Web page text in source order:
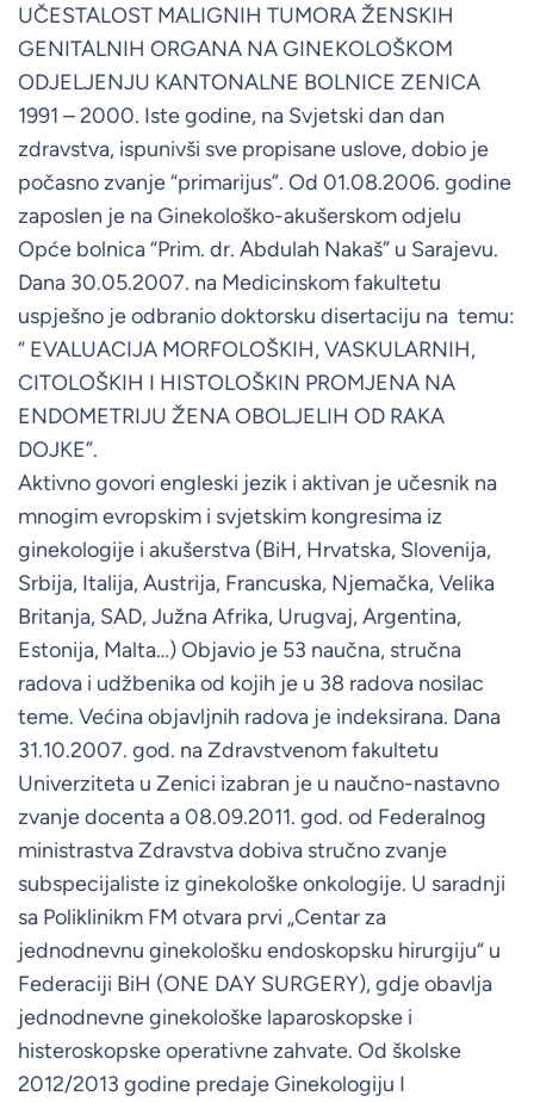
UČESTALOST MALIGNIH TUMORA ŽENSKIH
GENITALNIH ORGANA NA GINEKOLOŠKOM
ODJELJENJU KANTONALNE BOLNICE ZENICA
1991 – 2000. Iste godine, na Svjetski dan dan
zdravstva, ispunivši sve propisane uslove, dobio je
počasno zvanje “primarijus”. Od 01.08.2006. godine
zaposlen je na Ginekološko-akušerskom odjelu
Opće bolnica “Prim. dr. Abdulah Nakaš” u Sarajevu.
Dana 30.05.2007. na Medicinskom fakultetu
uspješno je odbranio doktorsku disertaciju na temu:
“ EVALUACIJA MORFOLOŠKIH, VASKULARNIH,
CITOLOŠKIH I HISTOLOŠKIN PROMJENA NA
ENDOMETRIJU ŽENA OBOLJELIH OD RAKA
DOJKE”.
Aktivno govori engleski jezik i aktivan je učesnik na
mnogim evropskim i svjetskim kongresima iz
ginekologije i akušerstva (BiH, Hrvatska, Slovenija,
Srbija, Italija, Austrija, Francuska, Njemačka, Velika
Britanja, SAD, Južna Afrika, Urugvaj, Argentina,
Estonija, Malta…) Objavio je 53 naučna, stručna
radova i udžbenika od kojih je u 38 radova nosilac
teme. Većina objavljnih radova je indeksirana. Dana
31.10.2007. god. na Zdravstvenom fakultetu
Univerziteta u Zenici izabran je u naučno-nastavno
zvanje docenta a 08.09.2011. god. od Federalnog
ministrastva Zdravstva dobiva stručno zvanje
subspecijaliste iz ginekološke onkologije. U saradnji
sa Poliklinikm FM otvara prvi „Centar za
jednodnevnu ginekološku endoskopsku hirurgiju“ u
Federaciji BiH (ONE DAY SURGERY), gdje obavlja
jednodnevne ginekološke laparoskopske i
histeroskopske operativne zahvate. Od školske
2012/2013 godine predaje Ginekologiju I